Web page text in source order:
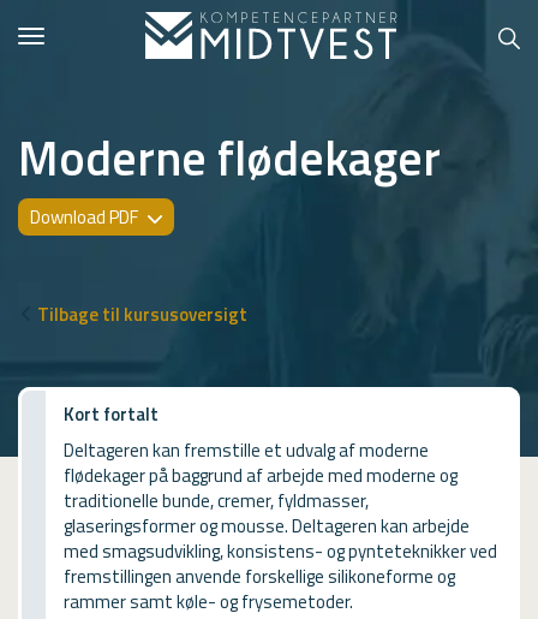
Hvem er vi?
Erhvervsuddannelser
Kursusoversigt
USMA
Videoguides
Moderne flødekager
Download PDF
Tilbage til kursusoversigt
Kort fortalt
Deltageren kan fremstille et udvalg af moderne
flødekager på baggrund af arbejde med moderne og
traditionelle bunde, cremer, fyldmasser,
glaseringsformer og mousse. Deltageren kan arbejde
med smagsudvikling, konsistens- og pynteteknikker ved
fremstillingen anvende forskellige silikoneforme og
rammer samt køle- og frysemetoder.